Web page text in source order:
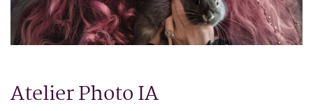
Atelier Photo IA